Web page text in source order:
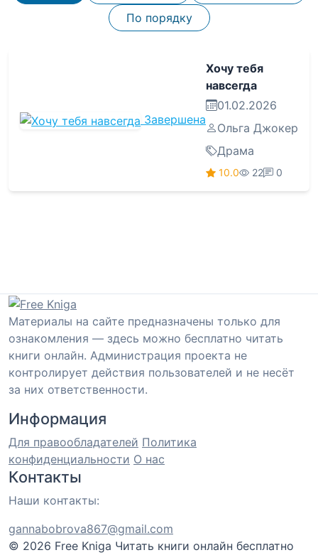
По порядку
Завершена
Хочу тебя
навсегда
01.02.2026
Ольга Джокер
Драма
10.0 22 0
Материалы на сайте предназначены только для
ознакомления — здесь можно бесплатно читать
книги онлайн. Администрация проекта не
контролирует действия пользователей и не несёт
за них ответственности.
Информация
Для правообладателей Политика
конфиденциальности О нас
Контакты
Наши контакты:
gannabobrova867@gmail.com
© 2026 Free Kniga Читать книги онлайн бесплатно